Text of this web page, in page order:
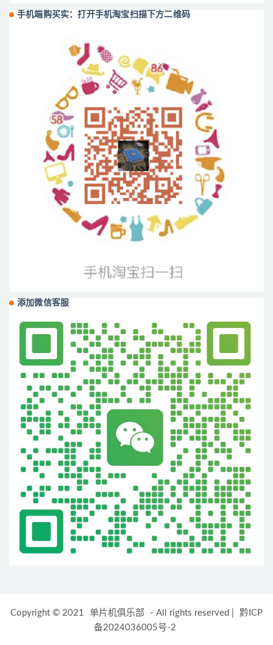
手机端购买实：打开手机淘宝扫描下方二维码
添加微信客服
Copyright © 2021 单片机俱乐部 - All rights reserved
黔ICP
备2024036005号-2